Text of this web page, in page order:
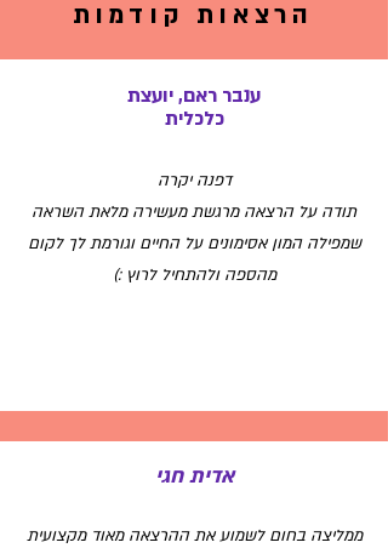
הרצאות קודמות
ענבר ראם, יועצת
כלכלית
דפנה יקרה
תודה על הרצאה מרגשת מעשירה מלאת השראה
שמפילה המון אסימונים על החיים וגורמת לך לקום
מהספה ולהתחיל לרוץ :)
אדית חגי
ממליצה בחום לשמוע את ההרצאה מאוד מקצועית